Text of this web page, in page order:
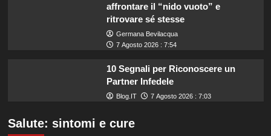
affrontare il “nido vuoto” e
ritrovare sé stesse
Germana Bevilacqua
7 Agosto 2026 : 7:54
10 Segnali per Riconoscere un
Partner Infedele
Blog.IT 7 Agosto 2026 : 7:03
Salute: sintomi e cure